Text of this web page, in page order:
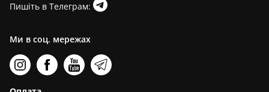
Пишіть в Телеграм:
Ми в соц. мережах